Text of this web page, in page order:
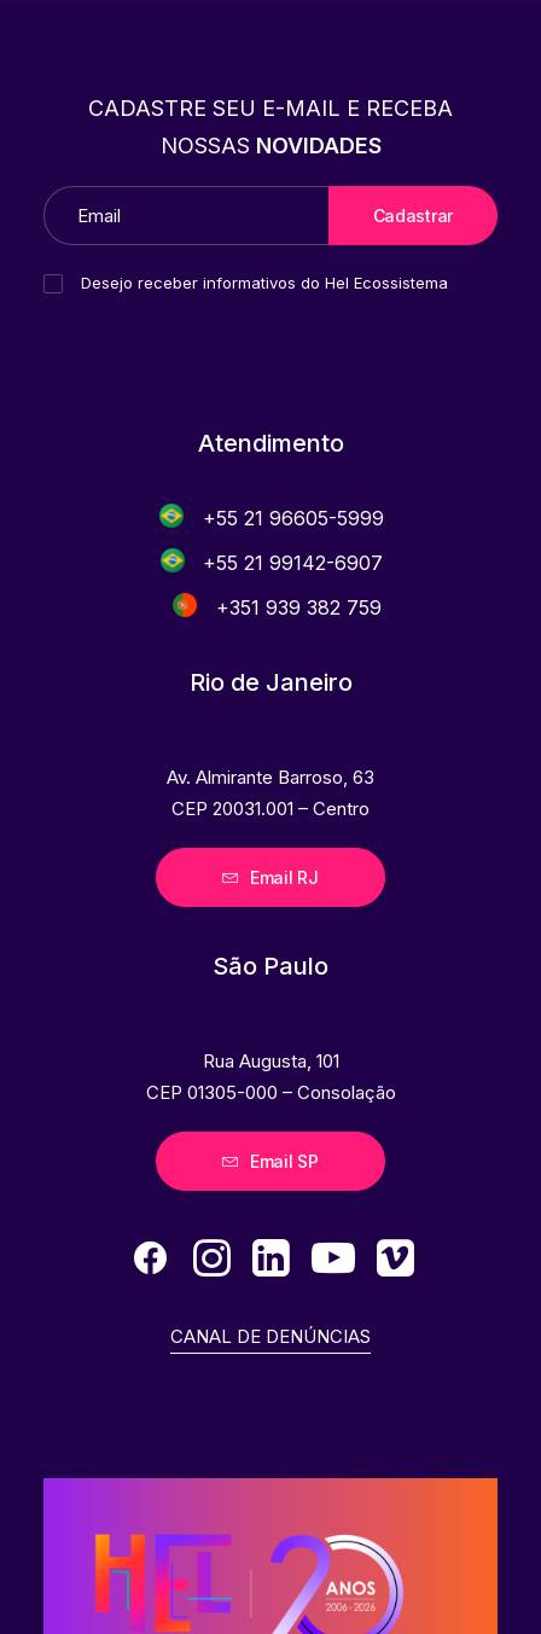
CADASTRE SEU E-MAIL E RECEBA
NOSSAS NOVIDADES
Desejo receber informativos do Hel Ecossistema
Atendimento
+55 21 96605-5999
+55 21 99142-6907
+351 939 382 759
Rio de Janeiro
Av. Almirante Barroso, 63
CEP 20031.001 – Centro
Email RJ
São Paulo
Rua Augusta, 101
CEP 01305-000 – Consolação
Email SP
CANAL DE DENÚNCIAS